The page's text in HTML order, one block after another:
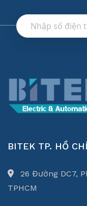
BITEK TP. HỒ
26 Đường DC7,
TPHCM